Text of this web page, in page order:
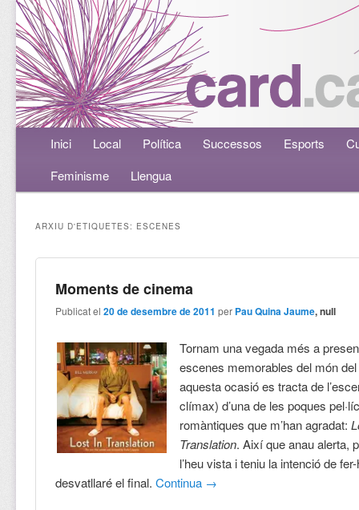
Menú principalAneu al contingut principal
Aneu al contingut secundari
Inici Local Política Successos Esports
Feminisme
Llengua
ARXIU D'ETIQUETES: ESCENES
Moments de cinema
Publicat el20 de desembre de 2011 per Pau Quina Jaume, null
Tornam una vegada més a
escenes memorables del món
aquesta ocasió es tracta de
clímax) d’una de les poques
romàntiques que m’han agradat:
Translation. Així que anau alerta,
l’heu vista i teniu la intenció de
desvatllaré el final.Continua →